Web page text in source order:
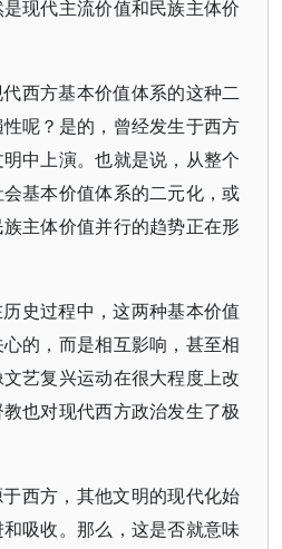
现代主流价值和民族主体价
西方基本价值体系的这种二
呢？是的，曾经发生于西方
中上演。也就是说，从整个
基本价值体系的二元化，或
主体价值并行的趋势正在形
史过程中，这两种基本价值
的，而是相互影响，甚至相
艺复兴运动在很大程度上改
也对现代西方政治发生了极
西方，其他文明的现代化始
吸收。那么，这是否就意味